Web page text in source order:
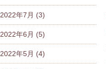
2022年7月 (3)
2022年6月 (5)
2022年5月 (4)